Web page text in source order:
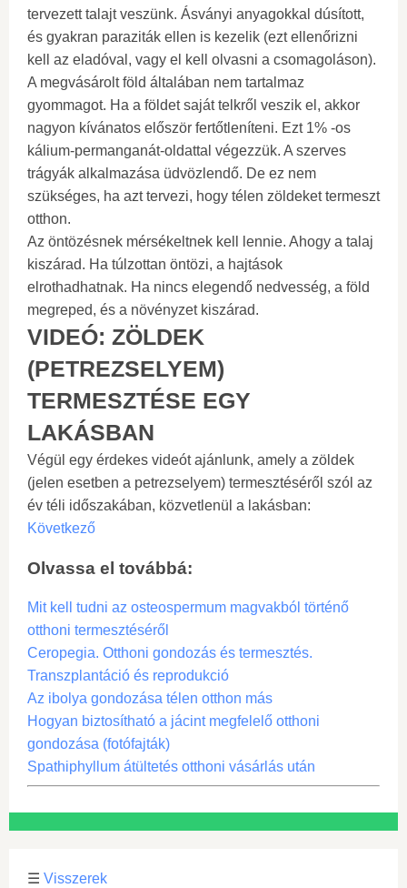
tervezett talajt veszünk. Ásványi anyagokkal dúsított,
és gyakran paraziták ellen is kezelik (ezt ellenőrizni
kell az eladóval, vagy el kell olvasni a csomagoláson).
A megvásárolt föld általában nem tartalmaz
gyommagot. Ha a földet saját telkről veszik el, akkor
nagyon kívánatos először fertőtleníteni. Ezt 1% -os
kálium-permanganát-oldattal végezzük. A szerves
trágyák alkalmazása üdvözlendő. De ez nem
szükséges, ha azt tervezi, hogy télen zöldeket termeszt
otthon.
Az öntözésnek mérsékeltnek kell lennie. Ahogy a talaj
kiszárad. Ha túlzottan öntözi, a hajtások
elrothadhatnak. Ha nincs elegendő nedvesség, a föld
megreped, és a növényzet kiszárad.
VIDEÓ: ZÖLDEK
(PETREZSELYEM)
TERMESZTÉSE EGY
LAKÁSBAN
Végül egy érdekes videót ajánlunk, amely a zöldek
(jelen esetben a petrezselyem) termesztéséről szól az
év téli időszakában, közvetlenül a lakásban:
Következő
Olvassa el továbbá:
Mit kell tudni az osteospermum magvakból történő
otthoni termesztéséről
Ceropegia. Otthoni gondozás és termesztés.
Transzplantáció és reprodukció
Az ibolya gondozása télen otthon más
Hogyan biztosítható a jácint megfelelő otthoni
gondozása (fotófajták)
Spathiphyllum átültetés otthoni vásárlás után
☰ Visszerek